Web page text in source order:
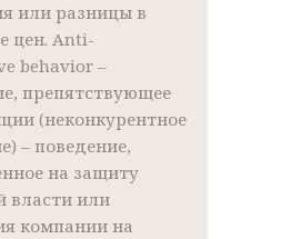
или разницы в
цен. Anti-
behavior –
препятствующее
(неконкурентное
– поведение,
на защиту
власти или
компании на